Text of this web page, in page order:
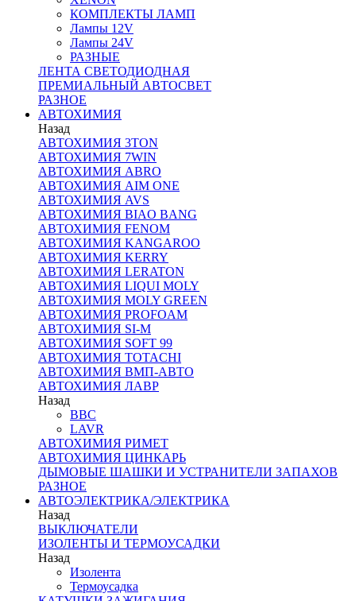
КОМПЛЕКТЫ ЛАМП
Лампы 12V
Лампы 24V
РАЗНЫЕ
ЛЕНТА СВЕТОДИОДНАЯ
ПРЕМИАЛЬНЫЙ АВТОСВЕТ
РАЗНОЕ
АВТОХИМИЯ
Назад
АВТОХИМИЯ 3TON
АВТОХИМИЯ 7WIN
АВТОХИМИЯ ABRO
АВТОХИМИЯ AIM ONE
АВТОХИМИЯ AVS
АВТОХИМИЯ BIAO BANG
АВТОХИМИЯ FENOM
АВТОХИМИЯ KANGAROO
АВТОХИМИЯ KERRY
АВТОХИМИЯ LERATON
АВТОХИМИЯ LIQUI MOLY
АВТОХИМИЯ MOLY GREEN
АВТОХИМИЯ PROFOAM
АВТОХИМИЯ SI-M
АВТОХИМИЯ SOFT 99
АВТОХИМИЯ TOTACHI
АВТОХИМИЯ ВМП-АВТО
АВТОХИМИЯ ЛАВР
Назад
BBC
LAVR
АВТОХИМИЯ РИМЕТ
АВТОХИМИЯ ЦИНКАРЬ
ДЫМОВЫЕ ШАШКИ И УСТРАНИТЕЛИ ЗАПАХОВ
РАЗНОЕ
АВТОЭЛЕКТРИКА/ЭЛЕКТРИКА
Назад
ВЫКЛЮЧАТЕЛИ
ИЗОЛЕНТЫ И ТЕРМОУСАДКИ
Назад
Изолента
Термоусадка